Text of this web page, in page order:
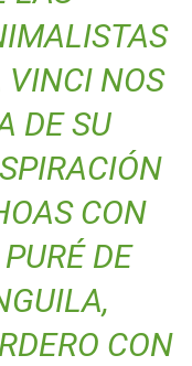
VINCI NOS
DE SU
CON
DE
CON